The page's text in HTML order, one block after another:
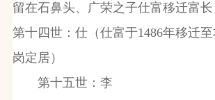
留在石鼻头、广荣之子仕富移迁富长
第十四世：仕（仕富于1486年移迁
岗定居）
第十五世：李